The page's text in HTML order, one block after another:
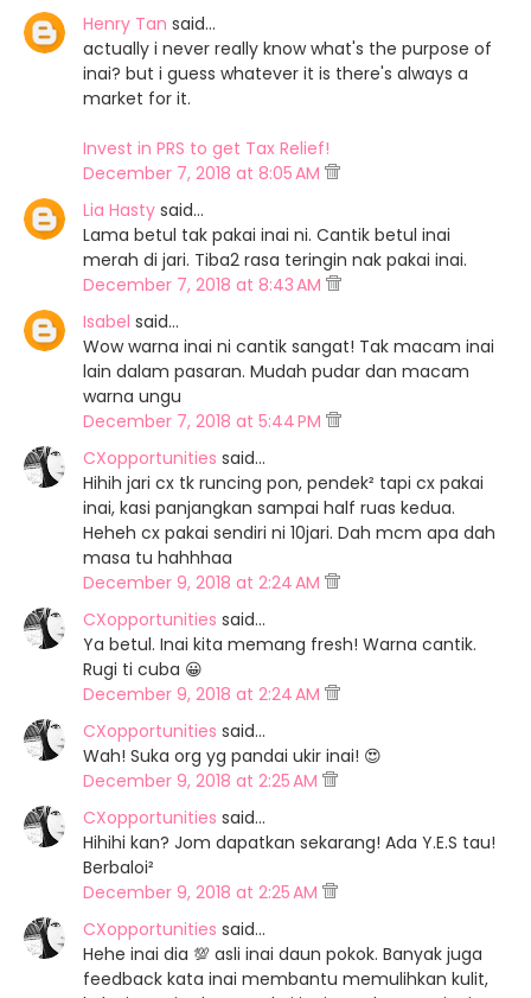
Henry Tan said…
actually i never really know what's the purpose of
inai? but i guess whatever it is there's always a
market for it.
Invest in PRS to get Tax Relief!
December 7, 2018 at 8:05 AM
Lia Hasty said…
Lama betul tak pakai inai ni. Cantik betul inai
merah di jari. Tiba2 rasa teringin nak pakai inai.
December 7, 2018 at 8:43 AM
Isabel said…
Wow warna inai ni cantik sangat! Tak macam inai
lain dalam pasaran. Mudah pudar dan macam
warna ungu
December 7, 2018 at 5:44 PM
CXopportunities said…
Hihih jari cx tk runcing pon, pendek² tapi cx pakai
inai, kasi panjangkan sampai half ruas kedua.
Heheh cx pakai sendiri ni 10jari. Dah mcm apa dah
masa tu hahhhaa
December 9, 2018 at 2:24 AM
CXopportunities said…
Ya betul. Inai kita memang fresh! Warna cantik.
Rugi ti cuba 😀
December 9, 2018 at 2:24 AM
CXopportunities said…
Wah! Suka org yg pandai ukir inai! 😍
December 9, 2018 at 2:25 AM
CXopportunities said…
Hihihi kan? Jom dapatkan sekarang! Ada Y.E.S tau!
Berbaloi²
December 9, 2018 at 2:25 AM
CXopportunities said…
Hehe inai dia 💯 asli inai daun pokok. Banyak juga
feedback kata inai membantu memulihkan kulit,